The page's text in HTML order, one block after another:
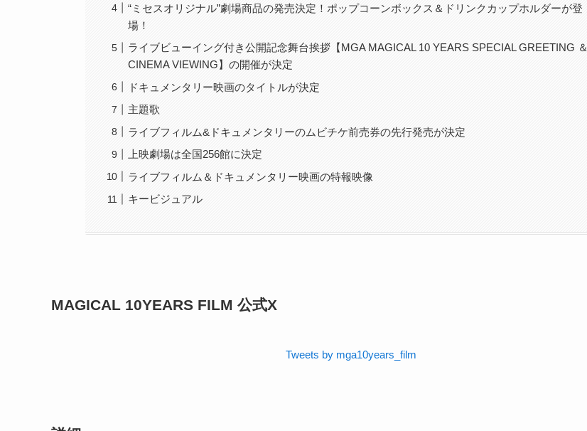
“ミセスオリジナル”劇場商品の発売決定！ポップコーンボックス＆ドリンクカップホルダーが登
場！
ライブビューイング付き公開記念舞台挨拶【MGA MAGICAL 10 YEARS SPECIAL GREETING ＆
CINEMA VIEWING】の開催が決定
ドキュメンタリー映画のタイトルが決定
主題歌
ライブフィルム&ドキュメンタリーのムビチケ前売券の先行発売が決定
上映劇場は全国256館に決定
ライブフィルム＆ドキュメンタリー映画の特報映像
キービジュアル
MAGICAL 10YEARS FILM 公式X
Tweets by mga10years_film